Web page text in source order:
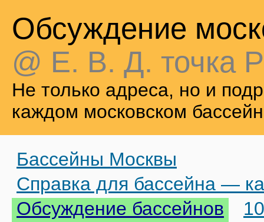
Обсуждение
@ Е. В. Д. точка
Не только адреса, но и
каждом московском
Бассейны Москвы
Справка для бассейна —
Обсуждение бассейнов